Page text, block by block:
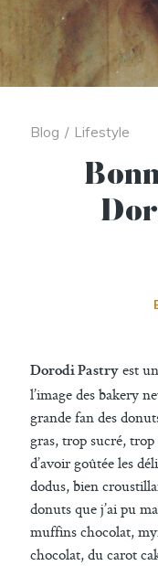
Blog / Lifestyle
Dorodi Pastry est
l’image des bakery
grande fan des
gras, trop sucré,
d’avoir goûtée les
dodus, bien
donuts que j’ai pu
muffins chocolat,
chocolat, du carot